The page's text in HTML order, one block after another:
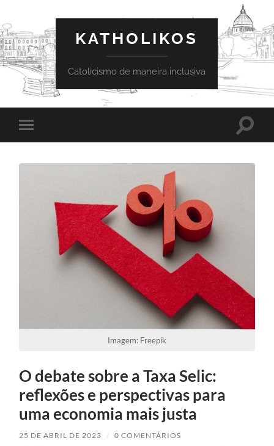
KATHOLIKOS
Catolicismo de maneira inclusiva
Toggle
mobile
Toggle
Imagem: Freepik
O debate sobre a Taxa Selic:
reflexões e perspectivas para
uma economia mais justa
25 DE ABRIL DE 2023 / 0 COMENTÁRIOS